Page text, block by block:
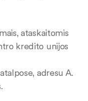
ataskaitomis
kredito unijos
adresu A.